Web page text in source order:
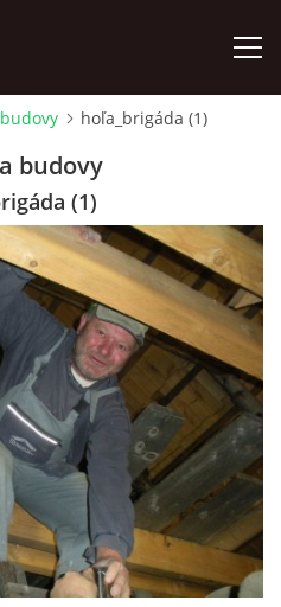
Lesnianska hoľa
4
Lesná
+421918975978
hoľa_brigáda (1)
budovy
(1)